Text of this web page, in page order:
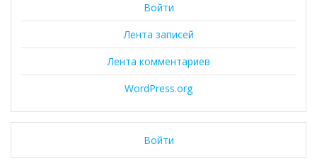
Войти
Лента записей
Лента комментариев
WordPress.org
Войти